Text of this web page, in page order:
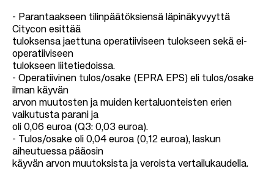
r
u
p
o
l
k
u
- Parantaakseen tilinpäätöksiensä läpinäkyvyyttä
Citycon esittää
tuloksensa jaettuna operatiiviseen tulokseen sekä ei-
operatiiviseen
tulokseen liitetiedoissa.
- Operatiivinen tulos/osake (EPRA EPS) eli tulos/osake
ilman käyvän
arvon muutosten ja muiden kertaluonteisten erien
vaikutusta parani ja
oli 0,06 euroa (Q3: 0,03 euroa).
- Tulos/osake oli 0,04 euroa (0,12 euroa), laskun
aiheutuessa pääosin
käyvän arvon muutoksista ja veroista vertailukaudella.